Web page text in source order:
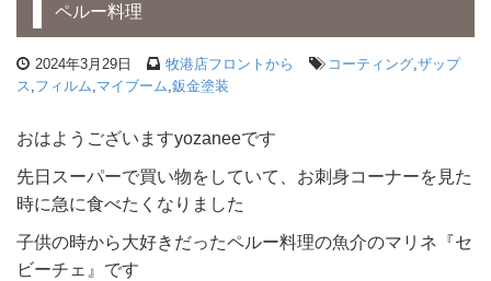
ペルー料理
2024年3月29日 牧港店フロントから コーティング ザップ
ス フィルム マイブーム 鈑金塗装
おはようございますyozaneeです
先日スーパーで買い物をしていて、お刺身コーナーを見た
時に急に食べたくなりました
子供の時から大好きだったペルー料理の魚介のマリネ『セ
ビーチェ』です